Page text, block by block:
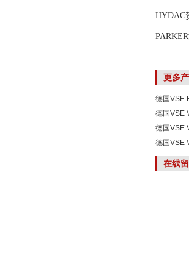
HYDAC
更多
德国VSE
德国VSE
德国VSE
德国VSE
在线